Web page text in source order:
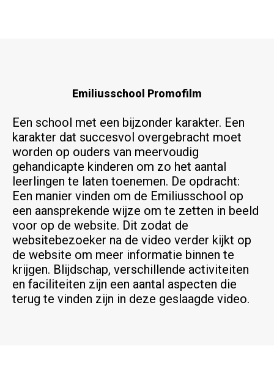
Emiliusschool Promofilm
Een school met een bijzonder karakter. Een
karakter dat succesvol overgebracht moet
worden op ouders van meervoudig
gehandicapte kinderen om zo het aantal
leerlingen te laten toenemen. De opdracht:
Een manier vinden om de Emiliusschool op
een aansprekende wijze om te zetten in beeld
voor op de website. Dit zodat de
websitebezoeker na de video verder kijkt op
de website om meer informatie binnen te
krijgen. Blijdschap, verschillende activiteiten
en faciliteiten zijn een aantal aspecten die
terug te vinden zijn in deze geslaagde video.